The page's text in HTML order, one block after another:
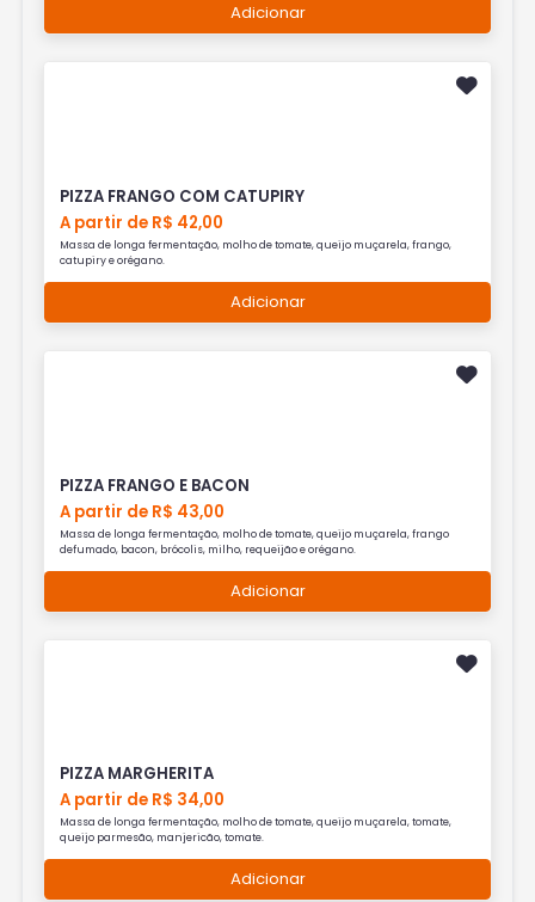
Adicionar
PIZZA FRANGO COM CATUPIRY
A partir de R$ 42,00
Massa de longa fermentação, molho de tomate, queijo muçarela, frango,
catupiry e orégano.
Adicionar
PIZZA FRANGO E BACON
A partir de R$ 43,00
Massa de longa fermentação, molho de tomate, queijo muçarela, frango
defumado, bacon, brócolis, milho, requeijão e orégano.
Adicionar
PIZZA MARGHERITA
A partir de R$ 34,00
Massa de longa fermentação, molho de tomate, queijo muçarela, tomate,
queijo parmesão, manjericão, tomate.
Adicionar